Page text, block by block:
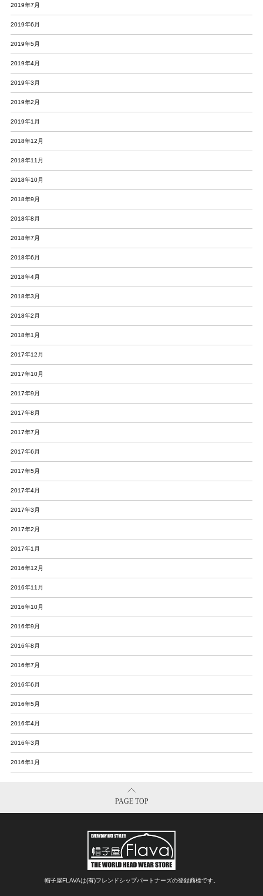
2019年7月
2019年6月
2019年5月
2019年4月
2019年3月
2019年2月
2019年1月
2018年12月
2018年11月
2018年10月
2018年9月
2018年8月
2018年7月
2018年6月
2018年4月
2018年3月
2018年2月
2018年1月
2017年12月
2017年10月
2017年9月
2017年8月
2017年7月
2017年6月
2017年5月
2017年4月
2017年3月
2017年2月
2017年1月
2016年12月
2016年11月
2016年10月
2016年9月
2016年8月
2016年7月
2016年6月
2016年5月
2016年4月
2016年3月
2016年1月
PAGE TOP
帽子屋FLAVAは(有)フレンドシップパートナーズの登録商標です。